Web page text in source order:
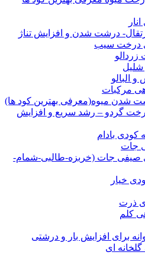
درشت شدن و افزایش تناژ
درخت سیب
زردالو
شلیل
و البالو
مرکبات
میوه(معرفی بهترین کود ها)
گردو – رشد سریع و افزایش
کودی بادام
جات
صیفی جات (خربزه-طالبی-شمام-
خیار
ذرت
کلم
برای افزایش بار و درشتی
گلخانه ای